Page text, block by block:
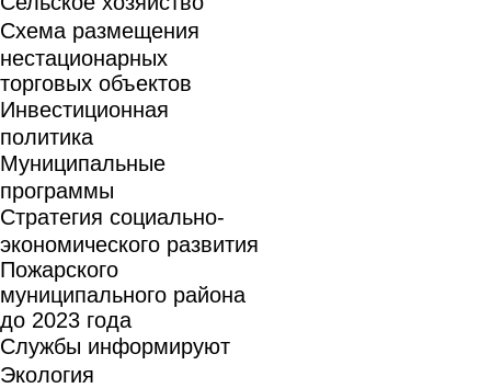
Схема размещения
нестационарных
торговых объектов
Инвестиционная
политика
Муниципальные
программы
Стратегия социально-
экономического развития
Пожарского
муниципального района
до 2023 года
Службы информируют
Экология